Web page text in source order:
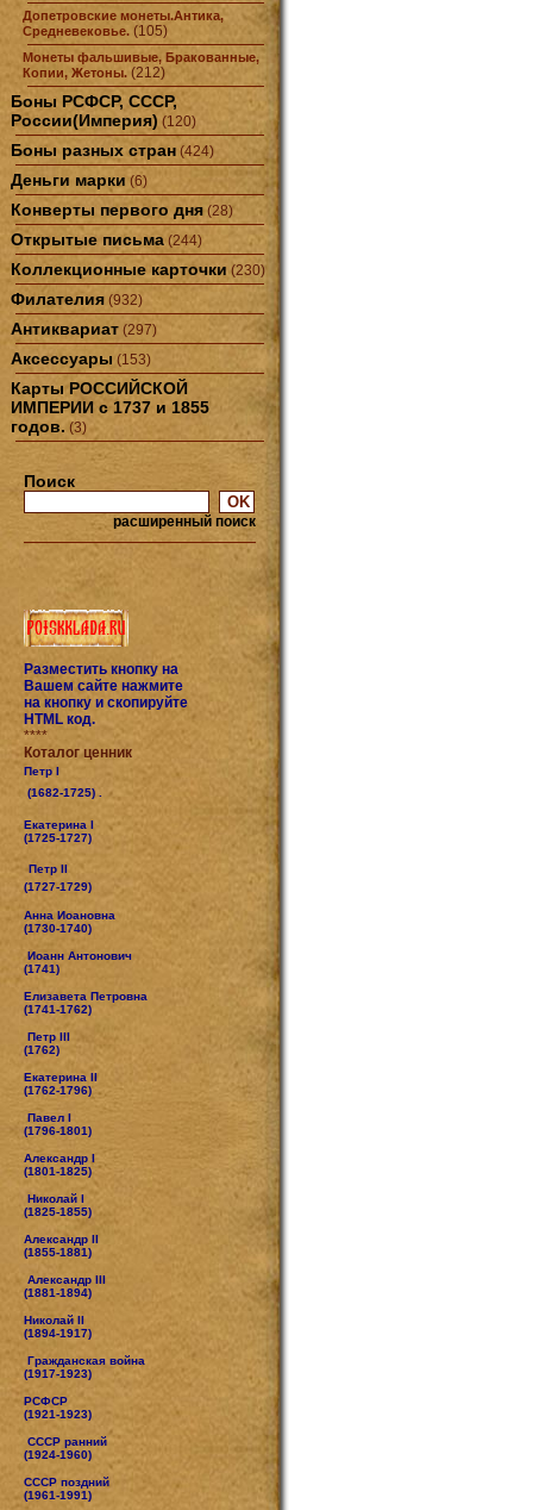
Допетровские монеты.Антика,
Средневековье. (105)
Монеты фальшивые, Бракованные,
Копии, Жетоны. (212)
Боны РСФСР, СССР,
России(Империя) (120)
Боны разных стран (424)
Деньги марки (6)
Конверты первого дня (28)
Открытые письма (244)
Коллекционные карточки (230)
Филателия (932)
Антиквариат (297)
Аксессуары (153)
Карты РОССИЙСКОЙ
ИМПЕРИИ с 1737 и 1855
годов. (3)
Поиск
расширенный поиск
Разместить кнопку на
Вашем сайте нажмите
на кнопку и скопируйте
HTML код.
****
Коталог ценник
Петр I
(1682-1725) .
Екатерина I
(1725-1727)
Петр II
(1727-1729)
Анна Иоановна
(1730-1740)
Иоанн Антонович
(1741)
Елизавета Петровна
(1741-1762)
Петр III
(1762)
Екатерина II
(1762-1796)
Павел I
(1796-1801)
Александр I
(1801-1825)
Николай I
(1825-1855)
Александр II
(1855-1881)
Александр III
(1881-1894)
Николай II
(1894-1917)
Гражданская война
(1917-1923)
РСФСР
(1921-1923)
СССР ранний
(1924-1960)
СССР поздний
(1961-1991)